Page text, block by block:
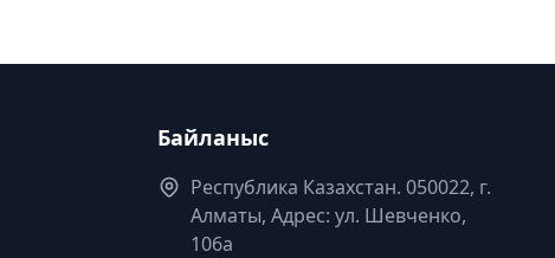
Байланыс
Республика Казахстан. 050022, г.
Алматы, Адрес: ул. Шевченко,
106а